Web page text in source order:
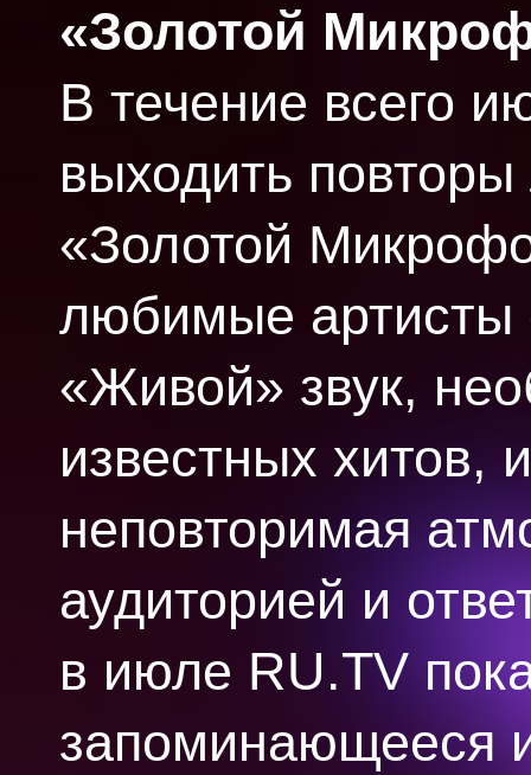
«Золотой
В течение всего
выходить
«Золотой
любимые артисты
«Живой» звук,
известных хитов,
неповторимая
аудиторией и
в июле RU.TV
запоминающееся